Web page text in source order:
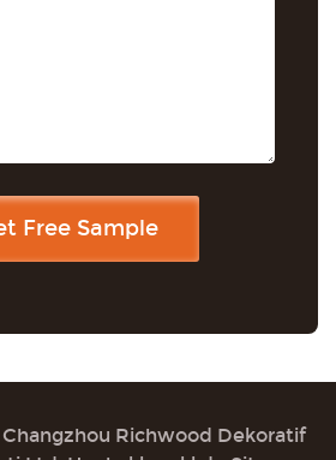
Changzhou Richwood Dekoratif